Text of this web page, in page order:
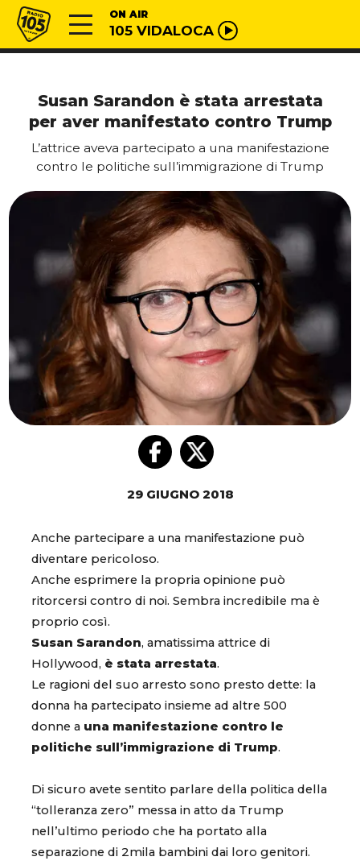
Vai al contenuto
Radio 105 ON AIR
105 VIDALOCA
Susan Sarandon è stata arrestata
per aver manifestato contro Trump
L’attrice aveva partecipato a una manifestazione
contro le politiche sull’immigrazione di Trump
29 GIUGNO 2018
Anche partecipare a una manifestazione può
diventare pericoloso.
Anche esprimere la propria opinione può
ritorcersi contro di noi. Sembra incredibile ma è
proprio così.
Susan Sarandon, amatissima attrice di
Hollywood, è stata arrestata.
Le ragioni del suo arresto sono presto dette: la
donna ha partecipato insieme ad altre 500
donne a una manifestazione contro le
politiche sull’immigrazione di Trump.
Di sicuro avete sentito parlare della politica della
“tolleranza zero” messa in atto da Trump
nell’ultimo periodo che ha portato alla
separazione di 2mila bambini dai loro genitori.